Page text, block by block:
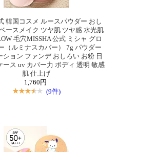
韓国コスメ ルースパウダー おし
ースメイク ツヤ肌 ツヤ感 水光肌
毛穴MISSHA 公式 ミシャ グロ
（ルミナスカバー） 7g パウダー
ション ファンデ おしろい お粉 日
ース uv カバー力 ボディ 透明 敏感
肌 仕上げ
1,760円
(9件)